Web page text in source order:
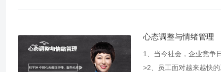
结果为导向，消除员工
心态调整与情绪管理
1、当今社会，企业竞争
>2、员工面对越来越快